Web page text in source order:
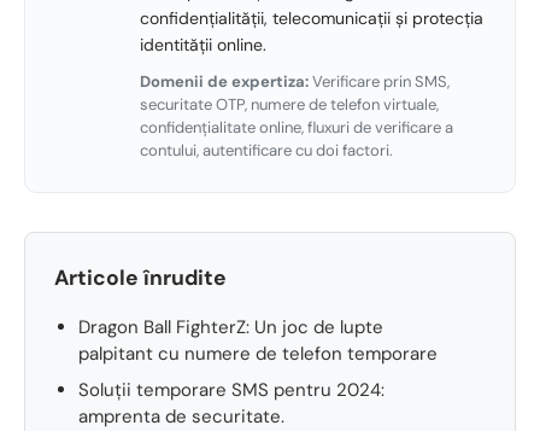
confidențialității, telecomunicații și protecția
identității online.
Domenii de expertiza:Verificare prin SMS,
securitate OTP, numere de telefon virtuale,
confidențialitate online, fluxuri de verificare a
contului, autentificare cu doi factori.
Articole înrudite
Dragon Ball FighterZ: Un joc de lupte
palpitant cu numere de telefon temporare
Soluții temporare SMS pentru 2024:
amprenta de securitate.